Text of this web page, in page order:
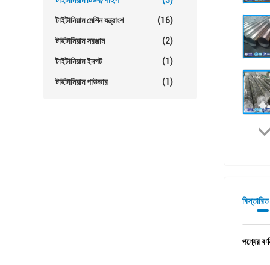
টাইটানিয়াম মেশিন যন্ত্রাংশ (16)
টাইটানিয়াম সরঞ্জাম (2)
টাইটানিয়াম ইনগট (1)
টাইটানিয়াম পাউডার (1)
পণ্যের